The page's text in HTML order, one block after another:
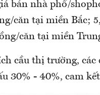
bán nhà phố/
căn tại miền Bắc;
căn tại miền
cầu thị trường, các
30% - 40%, cam